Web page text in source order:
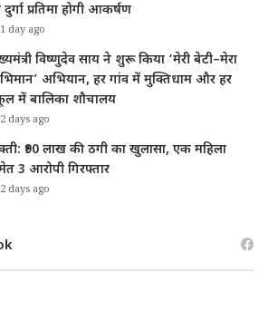
दुर्गा प्रतिमा होगी आकर्षण
1 day ago
विष्णुदेव साय ने शुरू किया ‘मेरी बेटी–मेरा
अभियान, हर गांव में मुक्तिधाम और हर
में बालिका शौचालय
2 days ago
₹90 लाख की ठगी का खुलासा, एक महिला
3 आरोपी गिरफ्तार
2 days ago